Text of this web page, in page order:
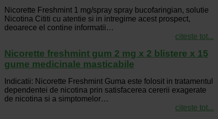
Nicorette Freshmint 1 mg/spray spray bucofaringian, solutie
Nicotina Cititi cu atentie si in intregime acest prospect,
deoarece el contine informatii…
citeste tot...
Nicorette freshmint gum 2 mg x 2 blistere x 15
gume medicinale masticabile
Indicatii: Nicorette Freshmint Guma este folosit in tratamentul
dependentei de nicotina prin satisfacerea cererii exagerate
de nicotina si a simptomelor…
citeste tot...